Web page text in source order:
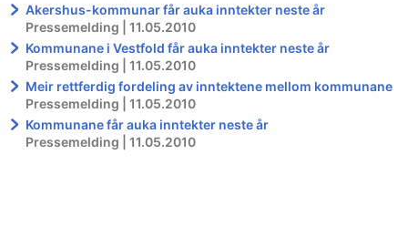
Akershus-kommunar får auka inntekter neste år
Pressemelding | 11.05.2010
Kommunane i Vestfold får auka inntekter neste år
Pressemelding | 11.05.2010
Meir rettferdig fordeling av inntektene mellom kommunane
Pressemelding | 11.05.2010
Kommunane får auka inntekter neste år
Pressemelding | 11.05.2010